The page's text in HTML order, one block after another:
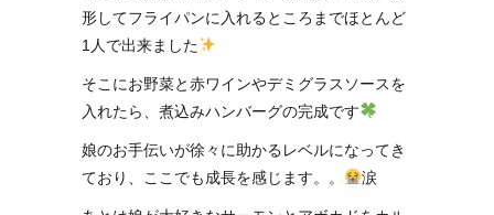
形してフライパンに入れるところまでほとんど
1人で出来ました
そこにお野菜と赤ワインやデミグラスソースを
入れたら、煮込みハンバーグの完成です
娘のお手伝いが徐々に助かるレベルになってき
ており、ここでも成長を感じます。。
涙